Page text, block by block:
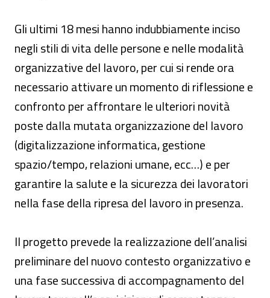
Gli ultimi 18 mesi hanno indubbiamente inciso
negli stili di vita delle persone e nelle modalità
organizzative del lavoro, per cui si rende ora
necessario attivare un momento di riflessione e
confronto per affrontare le ulteriori novità
poste dalla mutata organizzazione del lavoro
(digitalizzazione informatica, gestione
spazio/tempo, relazioni umane, ecc…) e per
garantire la salute e la sicurezza dei lavoratori
nella fase della ripresa del lavoro in presenza.
Il progetto prevede la realizzazione dell’analisi
preliminare del nuovo contesto organizzativo e
una fase successiva di accompagnamento del